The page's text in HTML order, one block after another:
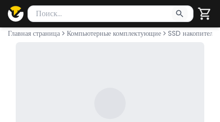
Поиск товаров
Введите минимум 2 символа для поиска. Нажмите Enter
Главная страница Компьютерные комплектующие SSD накопители